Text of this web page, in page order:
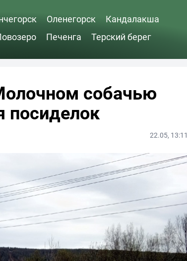
Оленегорск
Кандалакша
Печенга Терский берег
собачью
посиделок
22.05, 13:11